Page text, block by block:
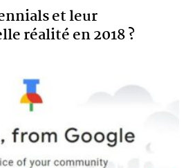
et leur
réalité en 2018 ?